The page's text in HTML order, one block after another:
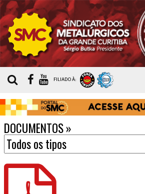
FILIADO À:
DOCUMENTOS»